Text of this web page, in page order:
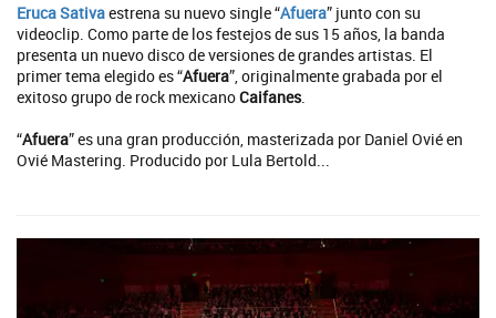
Eruca Sativaestrena su nuevo single “Afuera” junto con su
videoclip. Como parte de los festejos de sus 15 años, la banda
presenta un nuevo disco de versiones de grandes artistas. El
primer tema elegido es “Afuera”, originalmente grabada por el
exitoso grupo de rock mexicanoCaifanes.
“Afuera” es una gran producción, masterizada por Daniel Ovié en
Ovié Mastering. Producido por Lula Bertold...